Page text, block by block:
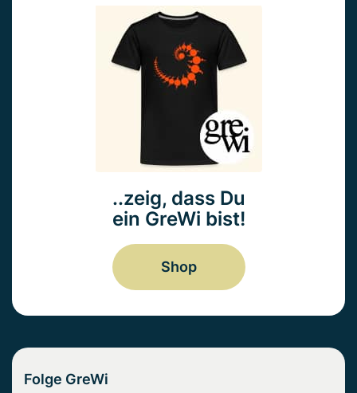
..zeig, dass Du
ein GreWi bist!
Shop
Folge GreWi